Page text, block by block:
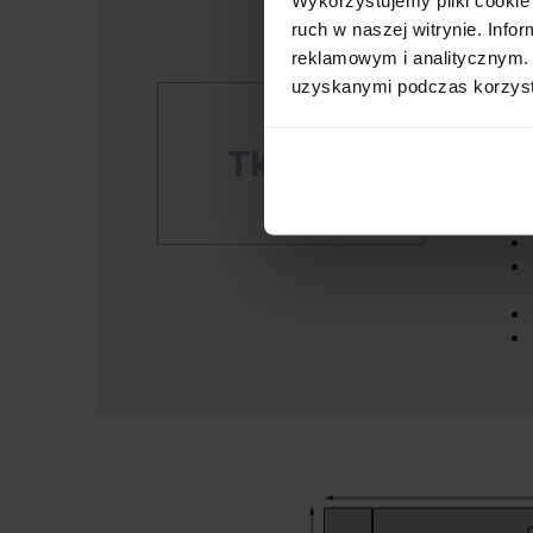
ruch w naszej witrynie.
reklamowym i
uzyskanymi podczas
Inne